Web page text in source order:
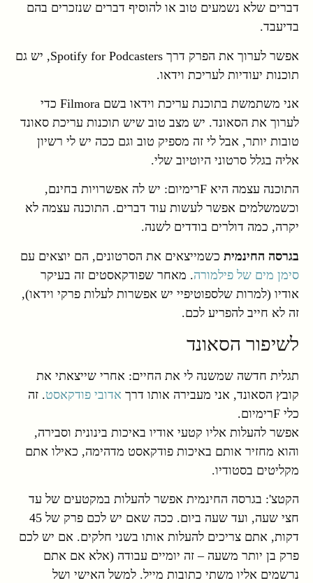
דברים שלא נשמעים טוב או להוסיף דברים שנזכרים בהם
בדיעבד.
אפשר לערוך את הפרק דרך Spotify for Podcasters, יש גם
תוכנות יעודיות לעריכת וידאו.
אני משתמשת בתוכנת עריכת וידאו בשם Filmora כדי
לערוך את הסאונד. יש מצב טוב שיש תוכנות עריכת סאונד
טובות יותר, אבל לי זה מספיק טוב וגם ככה יש לי רשיון
אליה בגלל סרטוני היוטיוב שלי.
התוכנה עצמה היא Fרימיום: יש לה אפשרויות בחינם,
וכשמשלמים אפשר לעשות עוד דברים. התוכנה עצמה לא
יקרה, כמה דולרים בודדים לשנה.
בגרסה החינמית כשמייצאים את הסרטונים, הם יוצאים עם
סימן מים של פילמורה. מאחר שפודקאסטים זה בעיקר
אודיו (למרות שלספוטיפיי יש אפשרות לעלות פרקי וידאו),
זה לא חייב להפריע לכם.
לשיפור הסאונד
תגלית חדשה שמשנה לי את החיים: אחרי שייצאתי את
קובץ הסאונד, אני מעבירה אותו דרך אדובי פודקאסט. זה
כלי Fרימיום.
אפשר להעלות אליו קטעי אודיו באיכות בינונית וסבירה,
והוא מחזיר אותם באיכות פודקאסט מדהימה, כאילו אתם
מקליטים בסטודיו.
הקטצ': בגרסה החינמית אפשר להעלות במקטעים של עד
חצי שעה, ועד שעה ביום. ככה שאם יש לכם פרק של 45
דקות, אתם צריכים להעלות אותו בשני חלקים. אם יש לכם
פרק בן יותר משעה – זה יומיים עבודה (אלא אם אתם
נרשמים אליו משתי כתובות מייל. למשל האישי ושל